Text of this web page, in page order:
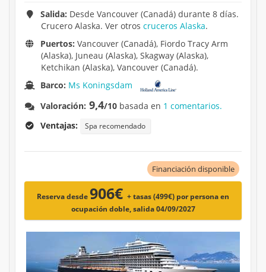
Salida: Desde Vancouver (Canadá) durante 8 días.
Crucero Alaska. Ver otros cruceros Alaska.
Puertos: Vancouver (Canadá), Fiordo Tracy Arm
(Alaska), Juneau (Alaska), Skagway (Alaska),
Ketchikan (Alaska), Vancouver (Canadá).
Barco: Ms Koningsdam
Valoración: 9,4/10 basada en 1 comentarios.
Ventajas:
Spa recomendado
Financiación disponible
Reserva desde906€ + tasas (499€) por persona en
ocupación doble, salida 04/09/2027